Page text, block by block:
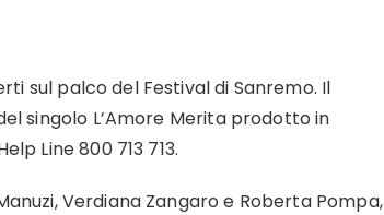
sul palco del Festival di Sanremo. Il
singolo L’Amore Merita prodotto in
Line 800 713 713.
Verdiana Zangaro e Roberta Pompa,